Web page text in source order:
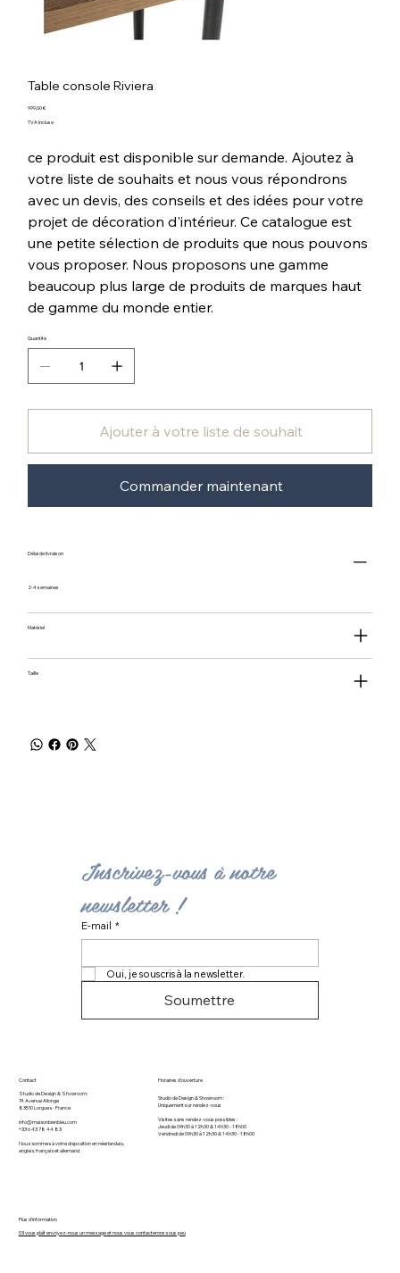
Table console Riviera
Prix
999,00 €
TVA Incluse
ce produit est disponible sur demande. Ajoutez à
votre liste de souhaits et nous vous répondrons
avec un devis, des conseils et des idées pour votre
projet de décoration d'intérieur. Ce catalogue est
une petite sélection de produits que nous pouvons
vous proposer. Nous proposons une gamme
beaucoup plus large de produits de marques haut
de gamme du monde entier.
Quantité
Ajouter à votre liste de souhait
Commander maintenant
Délai de livraison
2-4 semaines
Matériel
Taille
Inscrivez-vous à notre
newsletter !
E-mail *
Oui, je souscris à la newsletter.
Soumettre
Horaires d'ouverture
Studio de Design & Showroom :
Uniquement sur rendez-vous
Visites sans rendez-vous possibles :
Jeudi de 09h30 à 12h30 & 14h30 - 18h00
Vendredi de 09h30 à 12h30 & 14h30 - 18h00
Contact
Studio de Design & Showroom:
74 Avenue Allonge
83510 Lorgues​ - France
info@maisonbienbleu.com
+33 6 43 78 44 83
Nous sommes à votre disposition en néerlandais,
anglais, français et allemand.
Plus d'information
S'il vous plaît envoyez-nous un message et nous vous contacterons sous peu